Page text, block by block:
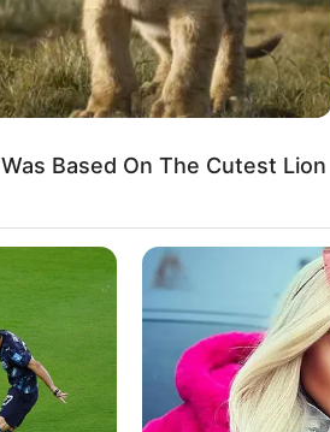
Based On The Cutest Lion